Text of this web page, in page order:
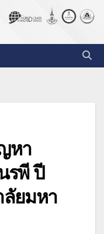
หา
รพี ปี
ยมหา